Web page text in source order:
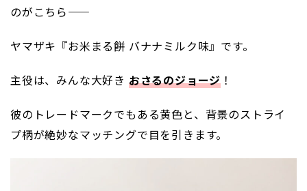
のがこちら——
ヤマザキ『お米まる餅 バナナミルク味』です。
主役は、みんな大好き おさるのジョージ ！
彼のトレードマークでもある黄色と、背景のストライ
プ柄が絶妙なマッチングで目を引きます。